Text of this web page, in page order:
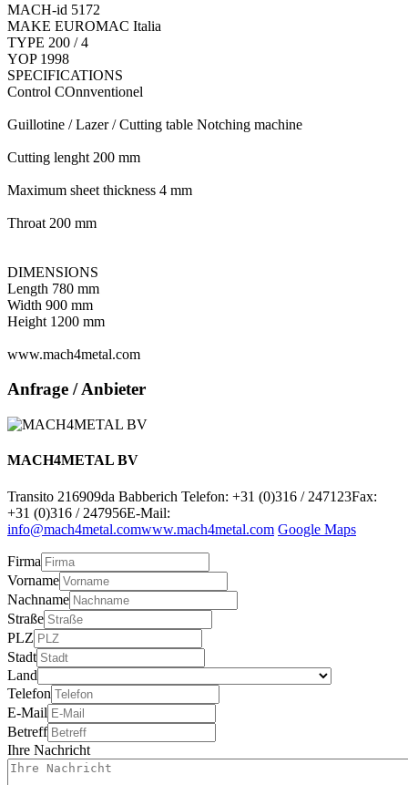
MACH-id 5172
MAKE EUROMAC Italia
TYPE 200 / 4
YOP 1998
SPECIFICATIONS
Control COnnventionel
Guillotine / Lazer / Cutting table Notching machine
Cutting lenght 200 mm
Maximum sheet thickness 4 mm
Throat 200 mm
DIMENSIONS
Length 780 mm
Width 900 mm
Height 1200 mm
www.mach4metal.com
Anfrage / Anbieter
MACH4METAL BV
Transito 216909da Babberich Telefon: +31 (0)316 / 247123Fax:
+31 (0)316 / 247956E-Mail:
info@mach4metal.comwww.mach4metal.com Google Maps
Firma
Vorname
Nachname
Straße
PLZ
Stadt
Land
Telefon
E-Mail
Betreff
Ihre Nachricht